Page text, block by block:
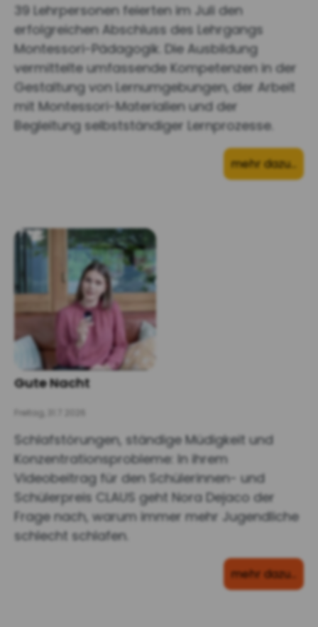
39 Lehrpersonen feierten im Juli den
erfolgreichen Abschluss des Lehrgangs
Montessori-Pädagogik. Die Ausbildung
vermittelte umfassende Kompetenzen in der
Gestaltung von Lernumgebungen, der Arbeit
mit Montessori-Materialien und der
Begleitung selbstständiger Lernprozesse.
mehr dazu…
Gute Nacht
Freitag, 31.7.2026
Schlafstörungen, ständige Müdigkeit und
Konzentrationsprobleme: In ihrem
Videobeitrag für den Schülerinnen- und
Schülerpreis CLAUS geht Nora Dejaco der
Frage nach, warum immer mehr Jugendliche
schlecht schlafen.
mehr dazu…